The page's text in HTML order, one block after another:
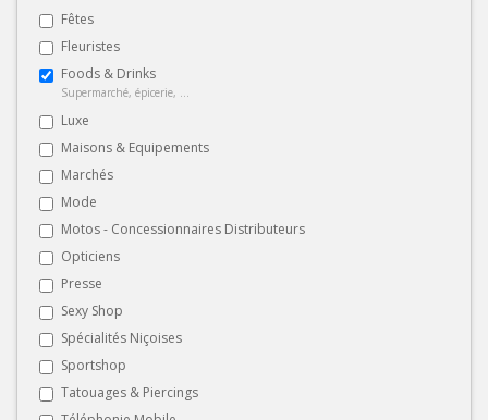
Fêtes
Fleuristes
Foods & Drinks
Supermarché, épicerie, ...
Luxe
Maisons & Equipements
Marchés
Mode
Motos - Concessionnaires Distributeurs
Opticiens
Presse
Sexy Shop
Spécialités Niçoises
Sportshop
Tatouages & Piercings